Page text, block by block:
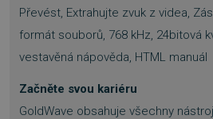
Převést, Extrahujte zvuk z videa,
formát souborů, 768 kHz, 24bitová
vestavěná nápověda, HTML manuál
Začněte svou kariéru
GoldWave obsahuje všechny